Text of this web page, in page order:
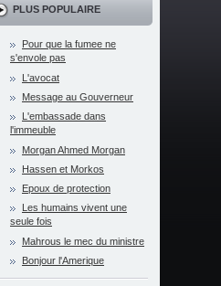
PLUS POPULAIRE
Pour que la fumee ne
s'envole pas
L'avocat
Message au Gouverneur
L'embassade dans
l'immeuble
Morgan Ahmed Morgan
Hassen et Morkos
Epoux de protection
Les humains vivent une
seule fois
Mahrous le mec du ministre
Bonjour l'Amerique